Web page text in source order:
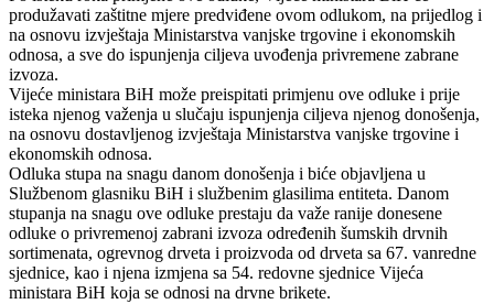
produžavati zaštitne mjere predviđene ovom odlukom, na prijedlog i
na osnovu izvještaja Ministarstva vanjske trgovine i ekonomskih
odnosa, a sve do ispunjenja ciljeva uvođenja privremene zabrane
izvoza.
Vijeće ministara BiH može preispitati primjenu ove odluke i prije
isteka njenog važenja u slučaju ispunjenja ciljeva njenog donošenja,
na osnovu dostavljenog izvještaja Ministarstva vanjske trgovine i
ekonomskih odnosa.
Odluka stupa na snagu danom donošenja i biće objavljena u
Službenom glasniku BiH i službenim glasilima entiteta. Danom
stupanja na snagu ove odluke prestaju da važe ranije donesene
odluke o privremenoj zabrani izvoza određenih šumskih drvnih
sortimenata, ogrevnog drveta i proizvoda od drveta sa 67. vanredne
sjednice, kao i njena izmjena sa 54. redovne sjednice Vijeća
ministara BiH koja se odnosi na drvne brikete.